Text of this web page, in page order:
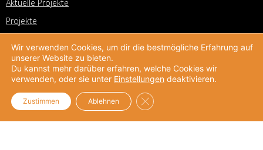
Aktuelle Projekte
Projekte
Corporate Volunteering Office
Deutscher Preis für
Unternehmensengagement
Helpdesk
Unternehmensengagement
Wir verwenden Cookies, um dir die bestmögliche Erfahrung auf
unserer Website zu bieten.
Du kannst mehr darüber erfahren, welche Cookies wir
verwenden, oder sie unter Einstellungen deaktivieren.
Zustimmen Ablehnen GDPR Cookie-Banner